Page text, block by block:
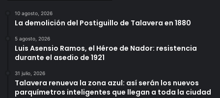
10 agosto, 2026
La demolición del Postiguillo de Talavera en 1880
5 agosto, 2026
Luis Asensio Ramos, el Héroe de Nador: resistencia
durante el asedio de 1921
31 julio, 2026
Talavera renueva la zona azul: así serán los nuevos
parquímetros inteligentes que llegan a toda la ciudad